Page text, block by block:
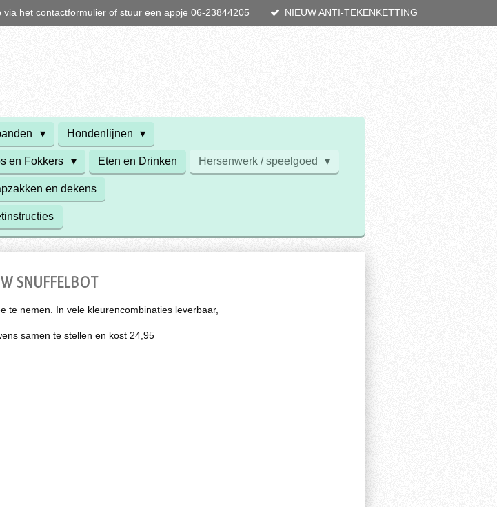
het contactformulier of stuur een appje 06-23844205 NIEUW ANTI-TEKENKETTING
Hondenlijnen
en Fokkers Eten en Drinken Hersenwerk / speelgoed
en dekens
SNUFFELBOT
te nemen. In vele kleurencombinaties leverbaar,
samen te stellen en kost 24,95